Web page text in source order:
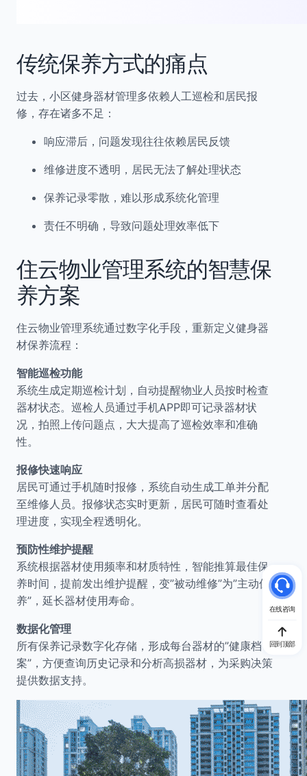
传统保养方式的痛点
过去，小区健身器材管理多依赖人工巡检和居民报
修，存在诸多不足：
响应滞后，问题发现往往依赖居民反馈
维修进度不透明，居民无法了解处理状态
保养记录零散，难以形成系统化管理
责任不明确，导致问题处理效率低下
住云物业管理系统的智慧保
养方案
住云物业管理系统通过数字化手段，重新定义健身器
材保养流程：
智能巡检功能
系统生成定期巡检计划，自动提醒物业人员按时检查
器材状态。巡检人员通过手机APP即可记录器材状
况，拍照上传问题点，大大提高了巡检效率和准确
性。
报修快速响应
居民可通过手机随时报修，系统自动生成工单并分配
至维修人员。报修状态实时更新，居民可随时查看处
理进度，实现全程透明化。
预防性维护提醒
系统根据器材使用频率和材质特性，智能推算最佳保
养时间，提前发出维护提醒，变”被动维修”为”主动保
养”，延长器材使用寿命。
数据化管理
所有保养记录数字化存储，形成每台器材的”健康档
案”，方便查询历史记录和分析高损器材，为采购决策
提供数据支持。
在线咨询
回到顶部